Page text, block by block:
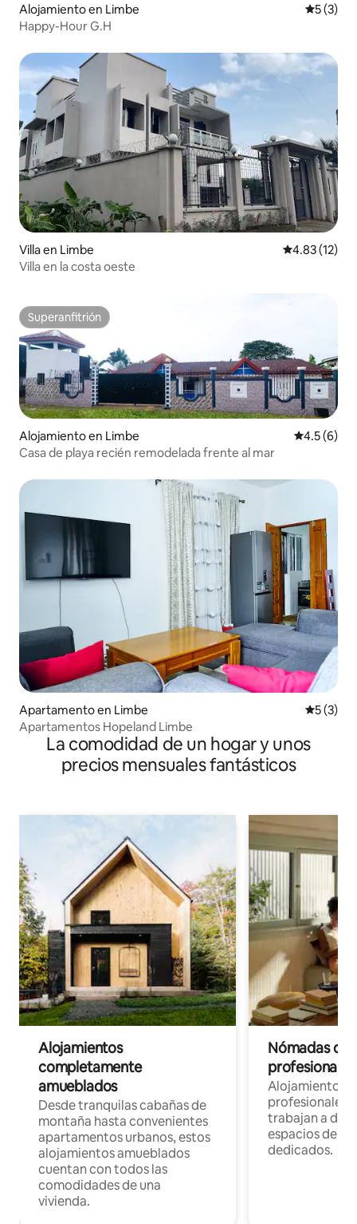
Alojamiento en Limbe
5 (3)
Happy-Hour G.H
Villa en Limbe Calificación
4.83 (12)
Villa en la costa oeste
Superanfitrión
Superanfitrión
Alojamiento en Limbe
4.5 (6)
Casa de playa recién remodelada frente al mar
Apartamento en Limbe
5 (3)
Apartamentos Hopeland Limbe
La comodidad de un hogar y unos
precios mensuales fantásticos
Alojamientos
completamente
amueblados
Desde tranquilas cabañas de
montaña hasta convenientes
apartamentos urbanos, estos
alojamientos amueblados
cuentan con todos las
comodidades de una
vivienda.
Nómadas
Alojamientos
profesionales
trabajan a
espacios de
dedicados.